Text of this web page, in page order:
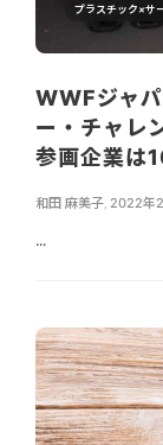
プラスチック×サ
WWFジャ
ー・チャレ
参画企業は
和田 麻美子 2022年
...